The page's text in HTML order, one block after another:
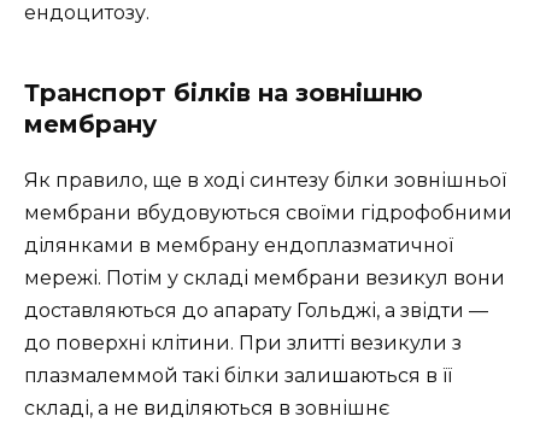
ендоцитозу.
Транспорт білків на зовнішню
мембрану
Як правило, ще в ході синтезу білки зовнішньої
мембрани вбудовуються своїми гідрофобними
ділянками в мембрану ендоплазматичної
мережі. Потім у складі мембрани везикул вони
доставляються до апарату Гольджі, а звідти —
до поверхні клітини. При злитті везикули з
плазмалеммой такі білки залишаються в її
складі, а не виділяються в зовнішнє